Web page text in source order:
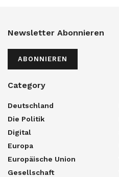
Newsletter Abonnieren
ABONNIEREN
Category
Deutschland
Die Politik
Digital
Europa
Europäische Union
Gesellschaft